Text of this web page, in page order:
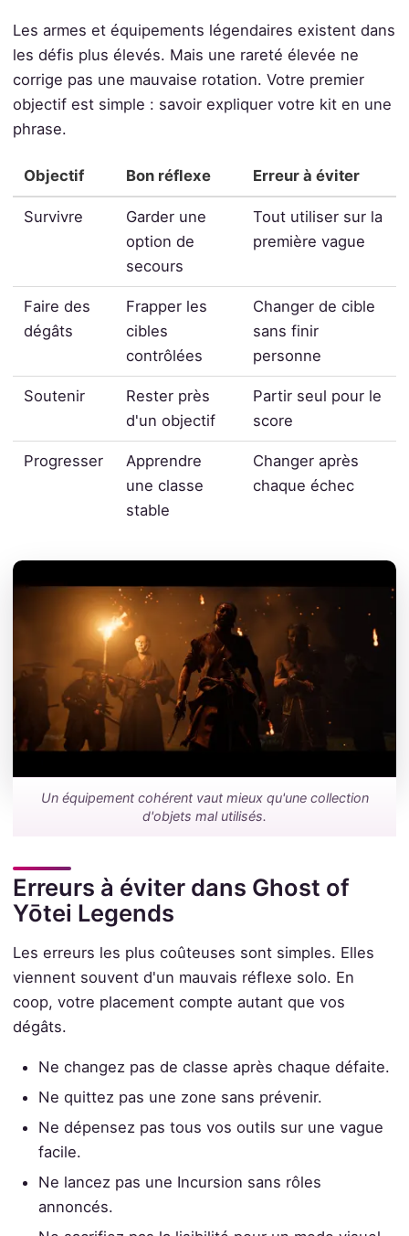
Les armes et équipements légendaires existent dans
les défis plus élevés. Mais une rareté élevée ne
corrige pas une mauvaise rotation. Votre premier
objectif est simple : savoir expliquer votre kit en une
phrase.
Objectif Bon réflexe Erreur à éviter
Survivre
Garder une
option de
secours
Tout utiliser sur la
première vague
Faire des
dégâts
Frapper les
cibles
contrôlées
Changer de cible
sans finir
personne
Soutenir
Rester près
d'un objectif
Partir seul pour le
score
Progresser
Apprendre
une classe
stable
Changer après
chaque échec
Un équipement cohérent vaut mieux qu'une collection
d'objets mal utilisés.
Erreurs à éviter dans Ghost of
Yōtei Legends
Les erreurs les plus coûteuses sont simples. Elles
viennent souvent d'un mauvais réflexe solo. En
coop, votre placement compte autant que vos
dégâts.
Ne changez pas de classe après chaque défaite.
Ne quittez pas une zone sans prévenir.
Ne dépensez pas tous vos outils sur une vague
facile.
Ne lancez pas une Incursion sans rôles
annoncés.